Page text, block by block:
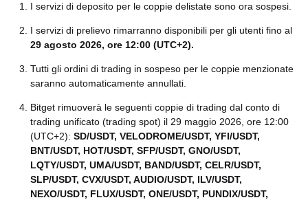
I servizi di deposito per le coppie delistate sono ora sospesi.
I servizi di prelievo rimarranno disponibili per gli utenti fino al
29 agosto 2026, ore 12:00 (UTC+2).
Tutti gli ordini di trading in sospeso per le coppie menzionate
saranno automaticamente annullati.
Bitget rimuoverà le seguenti coppie di trading dal conto di
trading unificato (trading spot) il 29 maggio 2026, ore 12:00
(UTC+2): SD/USDT, VELODROME/USDT, YFI/USDT,
BNT/USDT, HOT/USDT, SFP/USDT, GNO/USDT,
LQTY/USDT, UMA/USDT, BAND/USDT, CELR/USDT,
SLP/USDT, CVX/USDT, AUDIO/USDT, ILV/USDT,
NEXO/USDT, FLUX/USDT, ONE/USDT, PUNDIX/USDT,